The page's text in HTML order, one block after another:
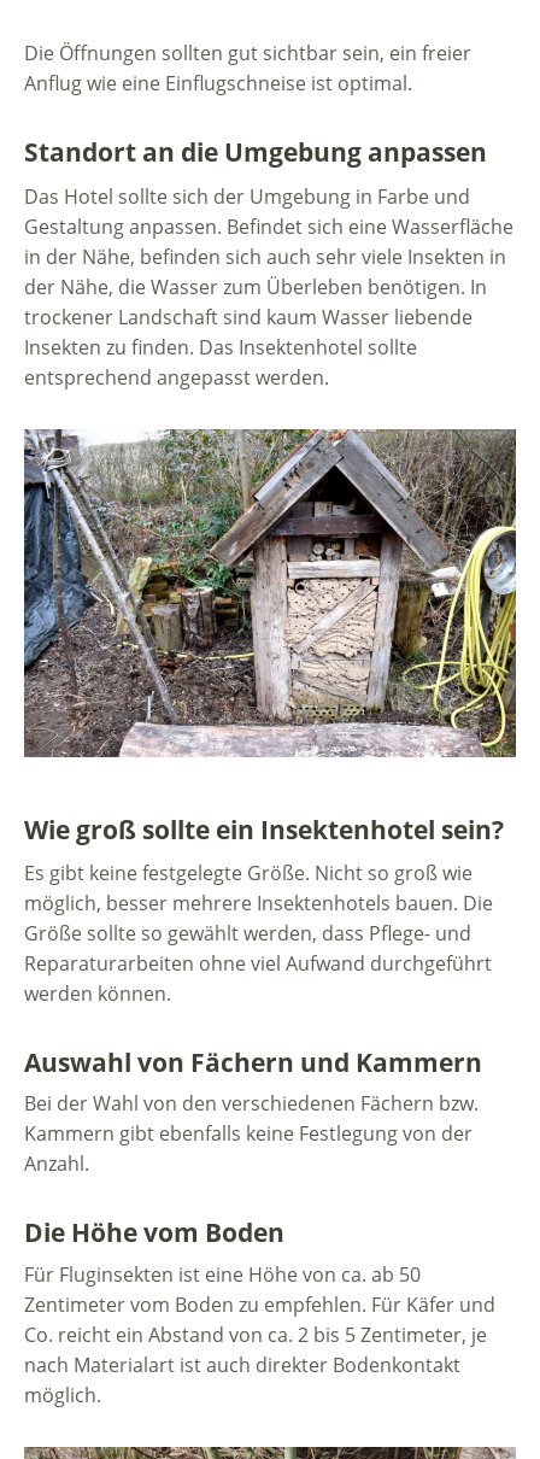
Die Öffnungen sollten gut sichtbar sein, ein freier
Anflug wie eine Einflugschneise ist optimal.
Standort an die Umgebung anpassen
Das Hotel sollte sich der Umgebung in Farbe und
Gestaltung anpassen. Befindet sich eine Wasserfläche
in der Nähe, befinden sich auch sehr viele Insekten in
der Nähe, die Wasser zum Überleben benötigen. In
trockener Landschaft sind kaum Wasser liebende
Insekten zu finden. Das Insektenhotel sollte
entsprechend angepasst werden.
Wie groß sollte ein Insektenhotel sein?
Es gibt keine festgelegte Größe. Nicht so groß wie
möglich, besser mehrere Insektenhotels bauen. Die
Größe sollte so gewählt werden, dass Pflege- und
Reparaturarbeiten ohne viel Aufwand durchgeführt
werden können.
Auswahl von Fächern und Kammern
Bei der Wahl von den verschiedenen Fächern bzw.
Kammern gibt ebenfalls keine Festlegung von der
Anzahl.
Die Höhe vom Boden
Für Fluginsekten ist eine Höhe von ca. ab 50
Zentimeter vom Boden zu empfehlen. Für Käfer und
Co. reicht ein Abstand von ca. 2 bis 5 Zentimeter, je
nach Materialart ist auch direkter Bodenkontakt
möglich.